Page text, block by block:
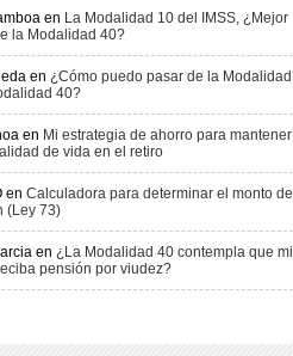
en La Modalidad 10 del IMSS, ¿Mejor
la Modalidad 40?
en ¿Cómo puedo pasar de la Modalidad
40?
en Mi estrategia de ahorro para mantener
de vida en el retiro
en Calculadora para determinar el monto de
(Ley 73)
en ¿La Modalidad 40 contempla que mi
pensión por viudez?